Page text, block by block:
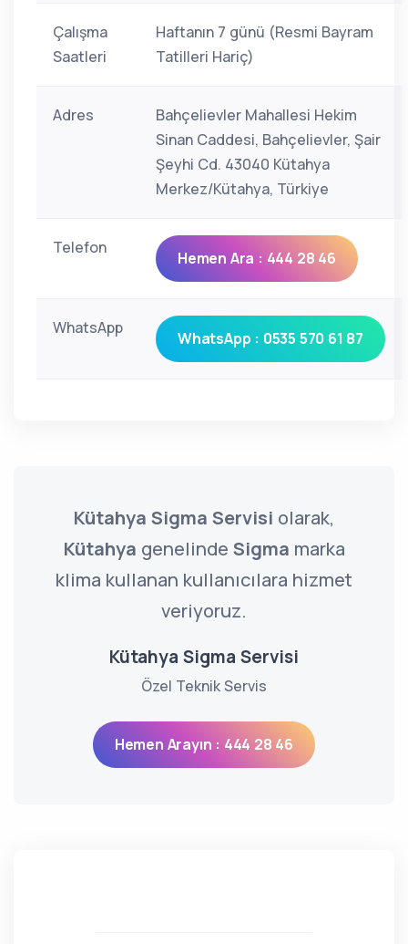
Çalışma
Saatleri
Haftanın 7 günü (Resmi Bayram
Tatilleri Hariç)
Adres
Bahçelievler Mahallesi Hekim
Sinan Caddesi, Bahçelievler, Şair
Şeyhi Cd. 43040 Kütahya
Merkez/Kütahya, Türkiye
Telefon
Hemen Ara : 444 28 46
WhatsApp
WhatsApp : 0535 570 61 87
Kütahya Sigma Servisi olarak,
Kütahya genelinde Sigma marka
klima kullanan kullanıcılara hizmet
veriyoruz.
Kütahya Sigma Servisi
Özel Teknik Servis
Hemen Arayın : 444 28 46